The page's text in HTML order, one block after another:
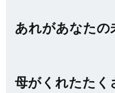
あれがあなたの
母がくれたたく